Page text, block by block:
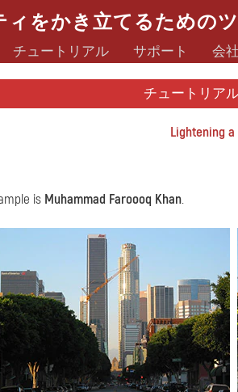
をかき立てるための
チュートリアル サポート 会
チュートリアル:
Lightening
is Muhammad Faroooq Khan.